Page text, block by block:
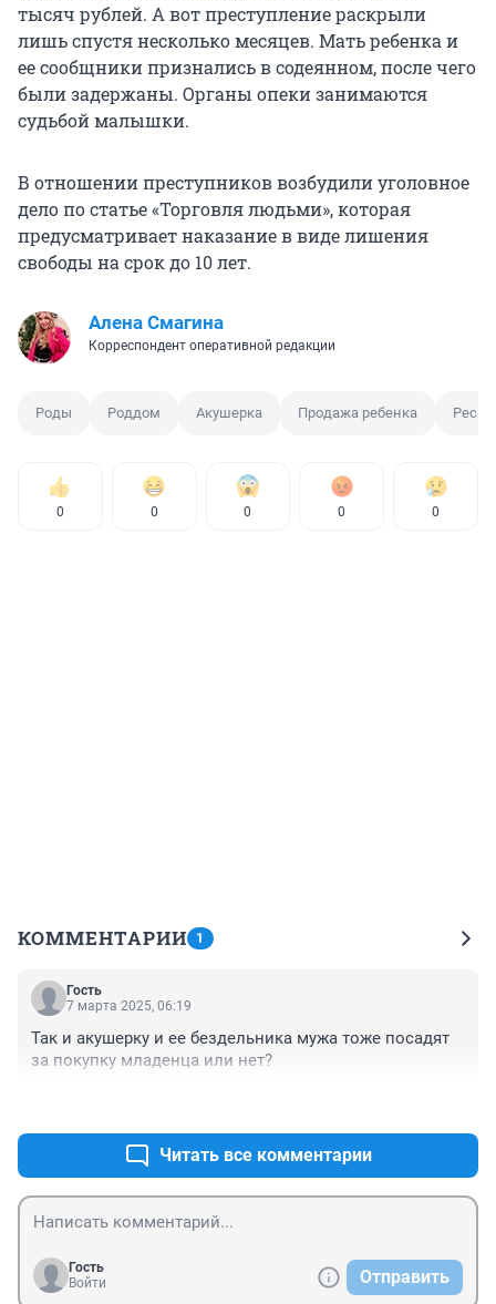
тысяч рублей. А вот преступление раскрыли
лишь спустя несколько месяцев. Мать ребенка и
ее сообщники признались в содеянном, после чего
были задержаны. Органы опеки занимаются
судьбой малышки.
В отношении преступников возбудили уголовное
дело по статье «Торговля людьми», которая
предусматривает наказание в виде лишения
свободы на срок до 10 лет.
Алена Смагина
Корреспондент оперативной редакции
Роды Роддом Акушерка Продажа ребенка
0 0 0 0 0
КОММЕНТАРИИ 1
Гость
7 марта 2025, 06:19
Так и акушерку и ее бездельника мужа тоже посадят
за покупку младенца или нет?
Читать все комментарии
Гость
Войти
Отправить